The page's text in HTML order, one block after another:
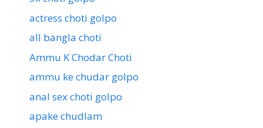
actress choti golpo
all bangla choti
Ammu K Chodar Choti
ammu ke chudar golpo
anal sex choti golpo
apake chudlam